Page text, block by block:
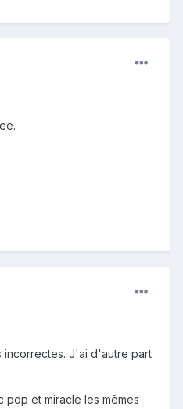
incorrectes. J'ai d'autre part
pop et miracle les mêmes